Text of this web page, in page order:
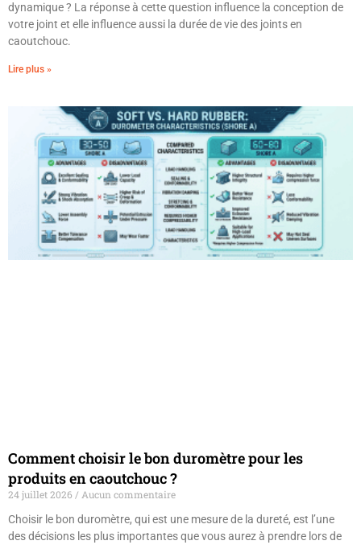
dynamique ? La réponse à cette question influence la conception de
votre joint et elle influence aussi la durée de vie des joints en
caoutchouc.
Lire plus »
Comment choisir le bon duromètre pour les
produits en caoutchouc ?
24 juillet 2026
Aucun commentaire
Choisir le bon duromètre, qui est une mesure de la dureté, est l’une
des décisions les plus importantes que vous aurez à prendre lors de